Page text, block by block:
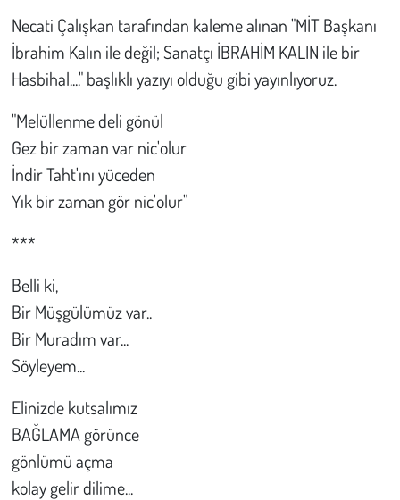
Necati Çalışkan tarafından kaleme alınan "MİT Başkanı
İbrahim Kalın ile değil; Sanatçı İBRAHİM KALIN ile bir
Hasbihal...." başlıklı yazıyı olduğu gibi yayınlıyoruz.
"Melüllenme deli gönül
Gez bir zaman var nic'olur
İndir Taht'ını yüceden
Yık bir zaman gör nic'olur"
***
Belli ki,
Bir Müşgülümüz var..
Bir Muradım var...
Söyleyem...
Elinizde kutsalımız
BAĞLAMA görünce
gönlümü açma
kolay gelir dilime...
Tarih
Hukuk
Tarım
Son Dakika
Kent